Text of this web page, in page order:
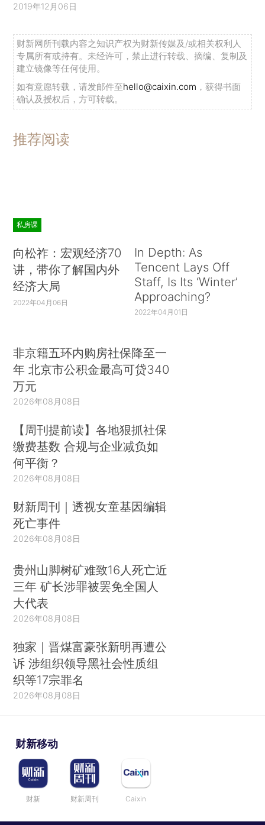
2019年12月06日
财新网所刊载内容之知识产权为财新传媒及/或相关权利人
专属所有或持有。未经许可，禁止进行转载、摘编、复制及
建立镜像等任何使用。
如有意愿转载，请发邮件至hello@caixin.com ，获得书面
确认及授权后，方可转载。
推荐阅读
私房课
向松祚：宏观经济70
讲，带你了解国内外
经济大局
2022年04月06日
In Depth: As
Tencent Lays Off
Staff, Is Its ‘Winter’
Approaching?
2022年04月01日
非京籍五环内购房社保降至一
年 北京市公积金最高可贷340
万元
2026年08月08日
【周刊提前读】各地狠抓社保
缴费基数 合规与企业减负如
何平衡？
2026年08月08日
财新周刊｜透视女童基因编辑
死亡事件
2026年08月08日
贵州山脚树矿难致16人死亡近
三年 矿长涉罪被罢免全国人
大代表
2026年08月08日
独家｜晋煤富豪张新明再遭公
诉 涉组织领导黑社会性质组
织等17宗罪名
2026年08月08日
财新移动
财新 财新周刊 Caixin